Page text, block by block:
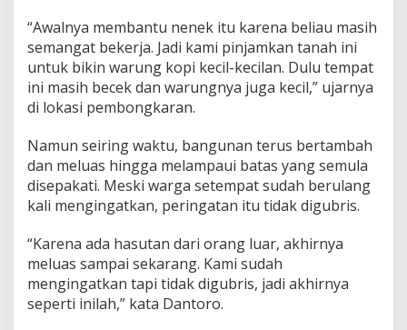
“Awalnya membantu nenek itu karena beliau masih
semangat bekerja. Jadi kami pinjamkan tanah ini
untuk bikin warung kopi kecil-kecilan. Dulu tempat
ini masih becek dan warungnya juga kecil,” ujarnya
di lokasi pembongkaran.
Namun seiring waktu, bangunan terus bertambah
dan meluas hingga melampaui batas yang semula
disepakati. Meski warga setempat sudah berulang
kali mengingatkan, peringatan itu tidak digubris.
“Karena ada hasutan dari orang luar, akhirnya
meluas sampai sekarang. Kami sudah
mengingatkan tapi tidak digubris, jadi akhirnya
seperti inilah,” kata Dantoro.